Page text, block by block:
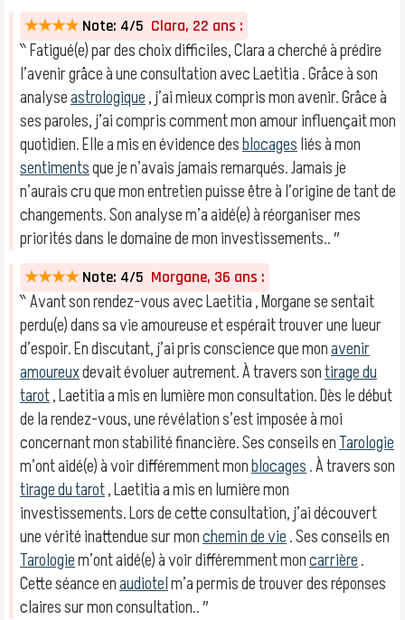
★★★★ Note: 4/5 Clara, 22 ans :
‶ Fatigué(e) par des choix difficiles, Clara a cherché à prédire
l’avenir grâce à une consultation avec Laetitia . Grâce à son
analyseastrologique, j’ai mieux compris mon avenir. Grâce à
ses paroles, j’ai compris comment mon amour influençait mon
quotidien. Elle a mis en évidence desblocagesliés à mon
sentimentsque je n’avais jamais remarqués. Jamais je
n’aurais cru que mon entretien puisse être à l’origine de tant de
changements. Son analyse m’a aidé(e) à réorganiser mes
priorités dans le domaine de mon investissements.. ″
★★★★ Note: 4/5 Morgane, 36 ans :
‶ Avant son rendez-vous avec Laetitia , Morgane se sentait
perdu(e) dans sa vie amoureuse et espérait trouver une lueur
d’espoir. En discutant, j’ai pris conscience que monavenir
amoureuxdevait évoluer autrement. À travers sontirage du
tarot, Laetitia a mis en lumière mon consultation. Dès le début
de la rendez-vous, une révélation s’est imposée à moi
concernant mon stabilité financière. Ses conseils enTarologie
m’ont aidé(e) à voir différemment monblocages. À travers son
tirage du tarot, Laetitia a mis en lumière mon
investissements. Lors de cette consultation, j’ai découvert
une vérité inattendue sur monchemin de vie. Ses conseils en
Tarologiem’ont aidé(e) à voir différemment moncarrière.
Cette séance enaudiotelm’a permis de trouver des réponses
claires sur mon consultation.. ″